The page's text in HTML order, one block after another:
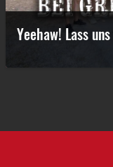
Yeehaw! Lass